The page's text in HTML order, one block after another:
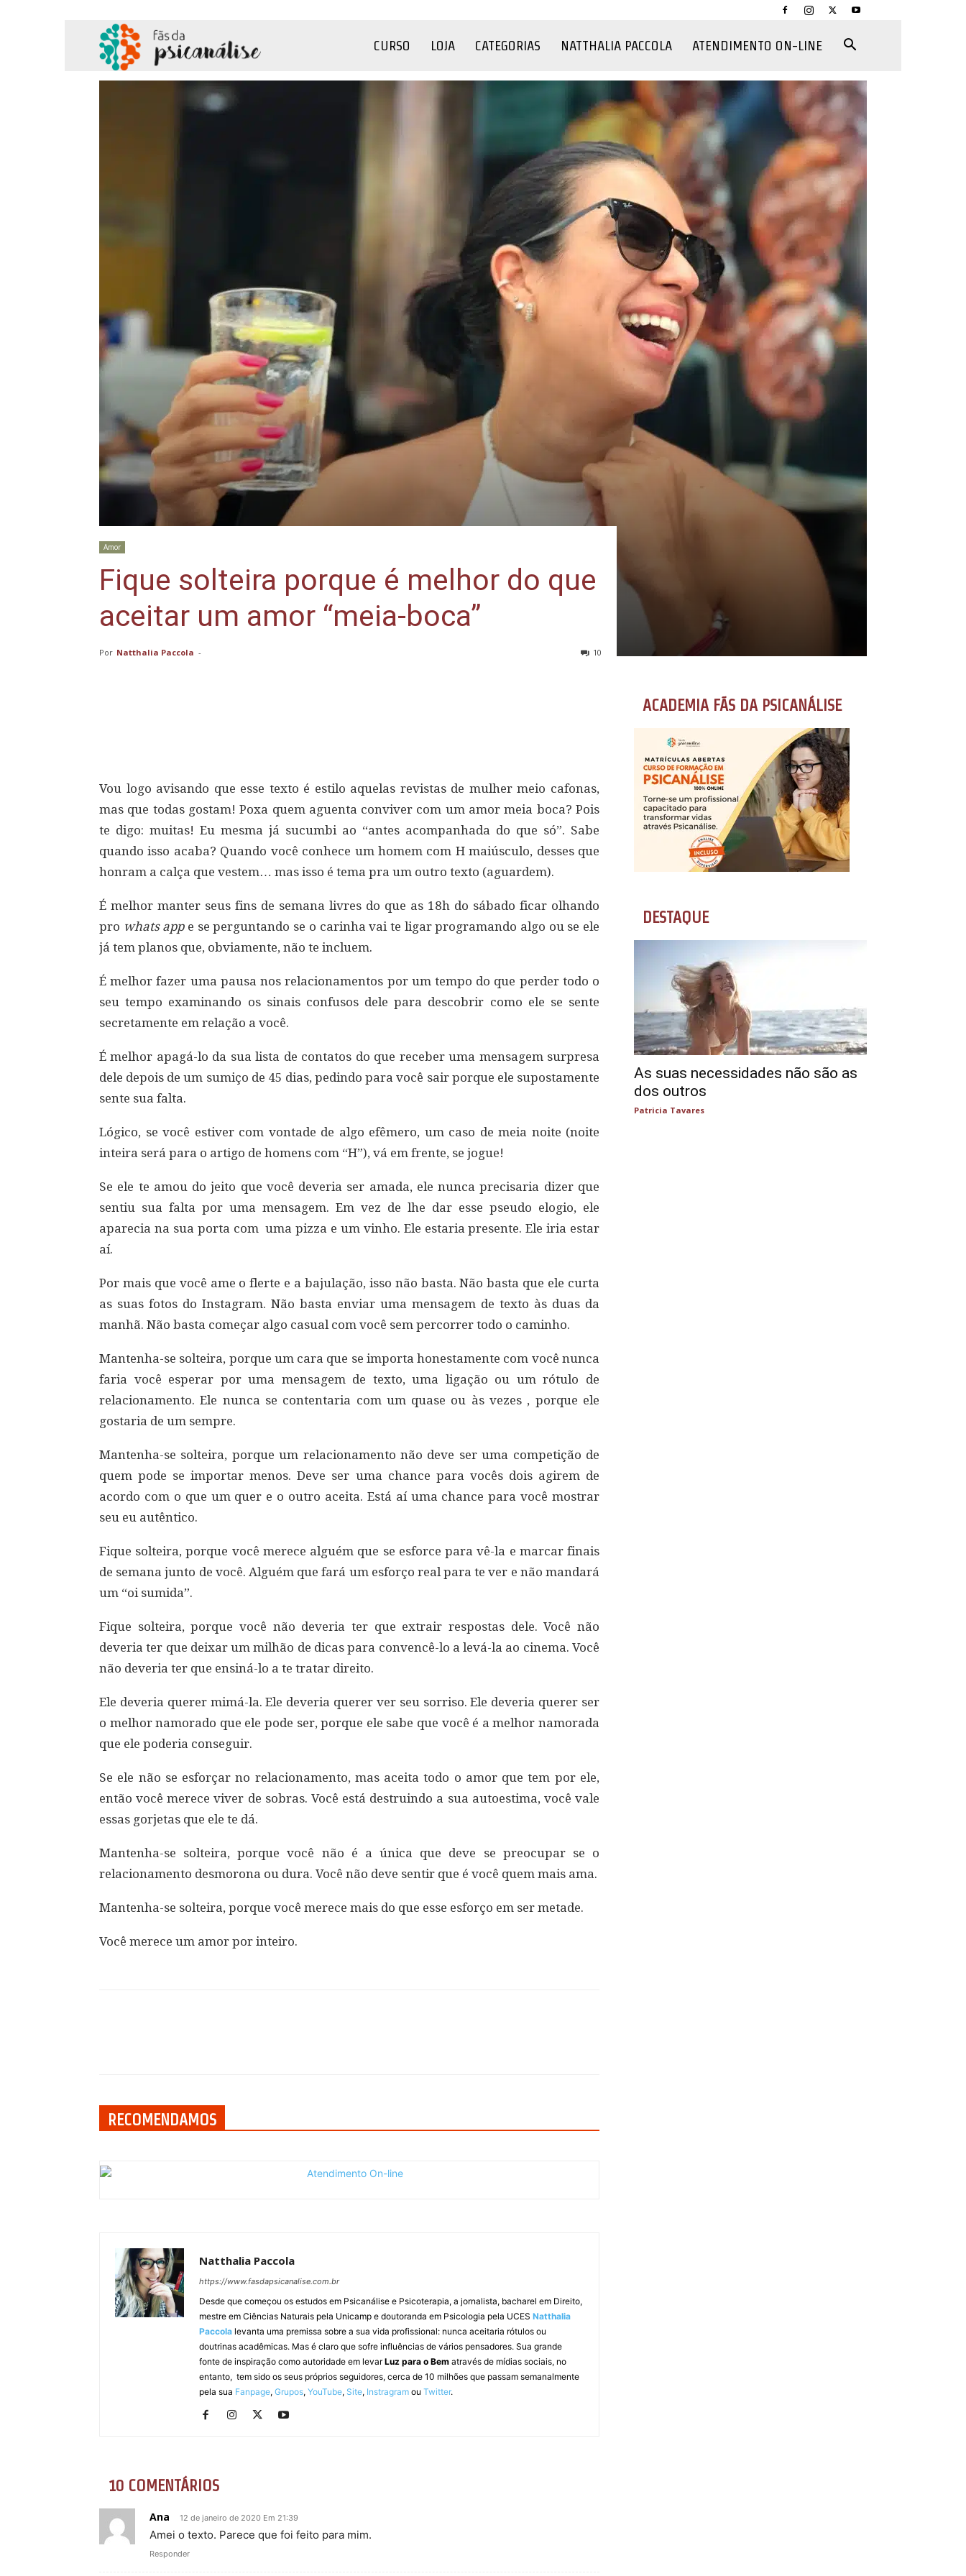
CURSO LOJA CATEGORIAS NATTHALIA PACCOLA ATENDIMENTO ON-LINE
Amor
Fique solteira porque é melhor do que
aceitar um amor “meia-boca”
Por Natthalia Paccola - 10
Vou logo avisando que esse texto é estilo aquelas revistas de mulher meio cafonas,
mas que todas gostam! Poxa quem aguenta conviver com um amor meia boca? Pois
te digo: muitas! Eu mesma já sucumbi ao “antes acompanhada do que só”. Sabe
quando isso acaba? Quando você conhece um homem com H maiúsculo, desses que
honram a calça que vestem… mas isso é tema pra um outro texto (aguardem).
É melhor manter seus fins de semana livres do que as 18h do sábado ficar olhando
pro whats appe se perguntando se o carinha vai te ligar programando algo ou se ele
já tem planos que, obviamente, não te incluem.
É melhor fazer uma pausa nos relacionamentos por um tempo do que perder todo o
seu tempo examinando os sinais confusos dele para descobrir como ele se sente
secretamente em relação a você.
É melhor apagá-lo da sua lista de contatos do que receber uma mensagem surpresa
dele depois de um sumiço de 45 dias, pedindo para você sair porque ele supostamente
sente sua falta.
Lógico, se você estiver com vontade de algo efêmero, um caso de meia noite (noite
inteira será para o artigo de homens com “H”), vá em frente, se jogue!
Se ele te amou do jeito que você deveria ser amada, ele nunca precisaria dizer que
sentiu sua falta por uma mensagem. Em vez de lhe dar esse pseudo elogio, ele
aparecia na sua porta com uma pizza e um vinho. Ele estaria presente. Ele iria estar
aí.
Por mais que você ame o flerte e a bajulação, isso não basta. Não basta que ele curta
as suas fotos do Instagram. Não basta enviar uma mensagem de texto às duas da
manhã. Não basta começar algo casual com você sem percorrer todo o caminho.
Mantenha-se solteira, porque um cara que se importa honestamente com você nunca
faria você esperar por uma mensagem de texto, uma ligação ou um rótulo de
relacionamento. Ele nunca se contentaria com um quase ou às vezes , porque ele
gostaria de um sempre.
Mantenha-se solteira, porque um relacionamento não deve ser uma competição de
quem pode se importar menos. Deve ser uma chance para vocês dois agirem de
acordo com o que ​​um quer e o outro aceita. Está aí uma chance para você mostrar
seu eu autêntico.
Fique solteira, porque você merece alguém que se esforce para vê-la e marcar finais
de semana junto de você. Alguém que fará um esforço real para te ver e não mandará
um “oi sumida”.
Fique solteira, porque você não deveria ter que extrair respostas dele. Você não
deveria ter que deixar um milhão de dicas para convencê-lo a levá-la ao cinema. Você
não deveria ter que ensiná-lo a te tratar direito.
Ele deveria querer mimá-la. Ele deveria querer ver seu sorriso. Ele deveria querer ser
o melhor namorado que ele pode ser, porque ele sabe que você é a melhor namorada
que ele poderia conseguir.
Se ele não se esforçar no relacionamento, mas aceita todo o amor que tem por ele,
então você merece viver de sobras. Você está destruindo a sua autoestima, você vale
essas gorjetas que ele te dá.
Mantenha-se solteira, porque você não é a única que deve se preocupar se o
relacionamento desmorona ou dura. Você não deve sentir que é você quem mais ama.
Mantenha-se solteira, porque você merece mais do que esse esforço em ser metade.
Você merece um amor por inteiro.
RECOMENDAMOS
Natthalia Paccola
https://www.fasdapsicanalise.com.br
Desde que começou os estudos em Psicanálise e Psicoterapia, a jornalista, bacharel em Direito,
mestre em Ciências Naturais pela Unicamp e doutoranda em Psicologia pela UCES Natthalia
Paccola levanta uma premissa sobre a sua vida profissional: nunca aceitaria rótulos ou
doutrinas acadêmicas. Mas é claro que sofre influências de vários pensadores. Sua grande
fonte de inspiração como autoridade em levarLuz para o Bem através de mídias sociais, no
entanto, tem sido os seus próprios seguidores, cerca de 10 milhões que passam semanalmente
pela sua Fanpage, Grupos, YouTube, Site, Instragram ou Twitter.
10 COMENTÁRIOS
Ana 12 de janeiro de 2020 Em 21:39
Amei o texto. Parece que foi feito para mim.
Responder
ACADEMIA FÃS DA PSICANÁLISE
DESTAQUE
As suas necessidades não são as
dos outros
Patricia Tavares